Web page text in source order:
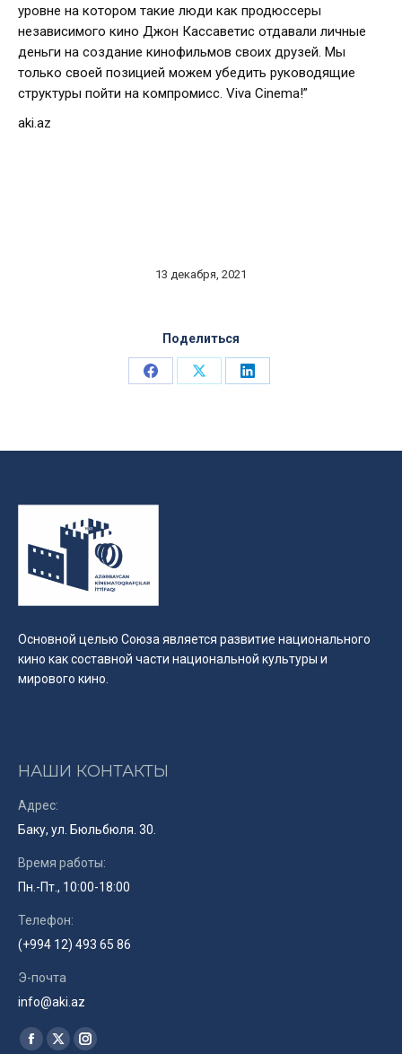
уровне на котором такие люди как продюссеры
независимого кино Джон Кассаветис отдавали личные
деньги на создание кинофильмов своих друзей. Мы
только своей позицией можем убедить руководящие
структуры пойти на компромисс. Viva Cinema!”
aki.az
13 декабря, 2021
Поделиться
Share
Share
Share
Основной целью Союза является развитие национального
кино как составной части национальной культуры и
мирового кино.
НАШИ КОНТАКТЫ
Адрес:
Баку, ул. Бюльбюля. 30.
Время работы:
Пн.-Пт., 10:00-18:00
Телефон:
(+994 12) 493 65 86
Э-почта
info@aki.az
Найдите нас:
Facebook
X Instagram